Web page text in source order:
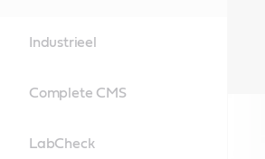
Industrieel
Complete CMS
LabCheck